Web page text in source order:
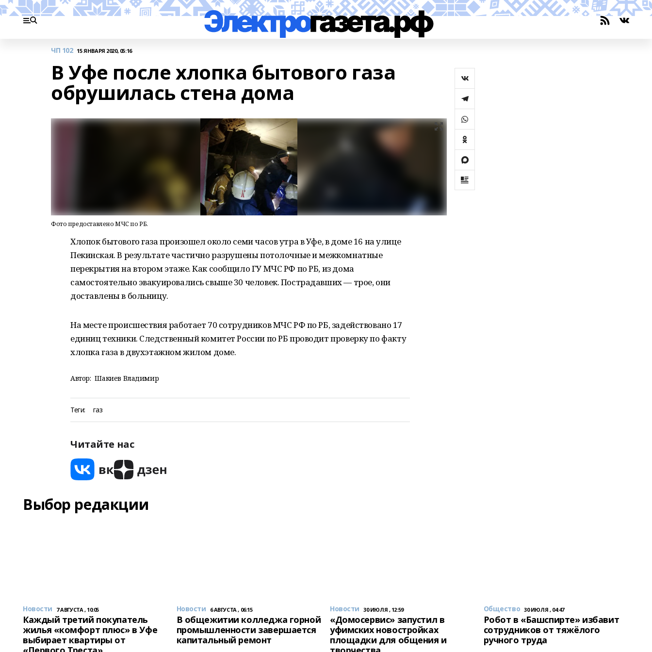
ЧП 102 15 ЯНВАРЯ 2020, 05:16
В Уфе после хлопка бытового газа
обрушилась стена дома
Фото предоставлено МЧС по РБ.
Хлопок бытового газа произошел около семи часов утра в Уфе, в доме 16 на улице
Пекинская. В результате частично разрушены потолочные и межкомнатные
перекрытия на втором этаже. Как сообщило ГУ МЧС РФ по РБ, из дома
самостоятельно эвакуировались свыше 30 человек. Пострадавших — трое, они
доставлены в больницу.
На месте происшествия работает 70 сотрудников МЧС РФ по РБ, задействовано 17
единиц техники. Следственный комитет России по РБ проводит проверку по факту
хлопка газа в двухэтажном жилом доме.
Автор: Шакиев Владимир
Теги: газ
Читайте нас
Выбор редакции
Новости 7 АВГУСТА , 10:05
Каждый третий покупатель
жилья «комфорт плюс» в Уфе
выбирает квартиры от
Новости 6 АВГУСТА , 06:15
В общежитии колледжа горной
промышленности завершается
капитальный ремонт
Новости 30 ИЮЛЯ , 12:59
«Домосервис» запустил в
уфимских новостройках
площадки для общения и
Общество 30 ИЮЛЯ , 04:47
Робот в «Башспирте» избавит
сотрудников от тяжёлого
ручного труда